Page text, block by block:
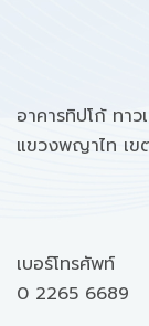
อาคารทิปโก้ ทา
แขวงพญาไท เ
เบอร์โทรศัพท์
0 2265 6689